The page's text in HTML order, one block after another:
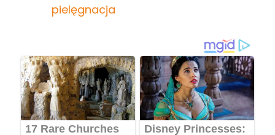
pielęgnacja